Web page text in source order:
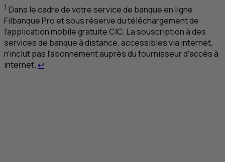
1 Dans le cadre de votre service de banque en ligne
Filbanque Pro et sous réserve du téléchargement de
l’application mobile gratuiteCIC. La souscription à des
services de banque à distance, accessibles via internet,
n’inclut pas l’abonnement auprès du fournisseur d’accès à
internet. ↩Retour au renvoi 1